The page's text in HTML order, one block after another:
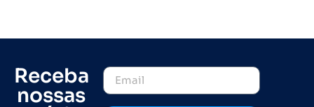
Receba
nossas